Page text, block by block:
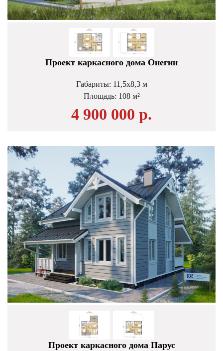
Проект каркасного дома Онегин
Габариты: 11,5х8,3 м
Площадь: 108 м²
4 900 000 р.
Проект каркасного дома Парус